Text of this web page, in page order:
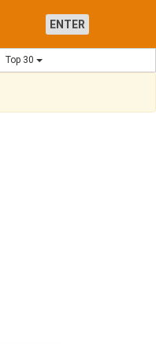
ENTER
Top 30